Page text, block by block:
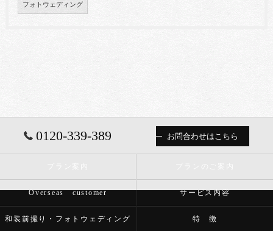
フォトウェディング
0120-339-389 お問合わせはこちら
Overseas customer サービス内容
和装前撮り・フォトウェディング 特 徴